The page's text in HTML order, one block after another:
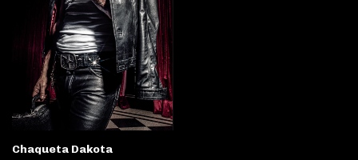
Chaqueta Dakota